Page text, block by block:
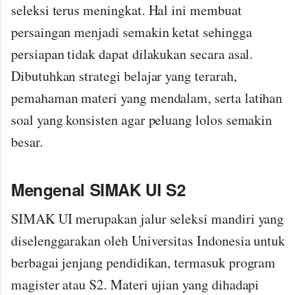
seleksi terus meningkat. Hal ini membuat
persaingan menjadi semakin ketat sehingga
persiapan tidak dapat dilakukan secara asal.
Dibutuhkan strategi belajar yang terarah,
pemahaman materi yang mendalam, serta latihan
soal yang konsisten agar peluang lolos semakin
besar.
Mengenal SIMAK UI S2
SIMAK UI merupakan jalur seleksi mandiri yang
diselenggarakan oleh Universitas Indonesia untuk
berbagai jenjang pendidikan, termasuk program
magister atau S2. Materi ujian yang dihadapi